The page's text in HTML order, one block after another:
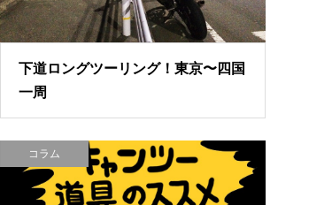
下道ロングツーリング！東京〜四国
一周
コラム